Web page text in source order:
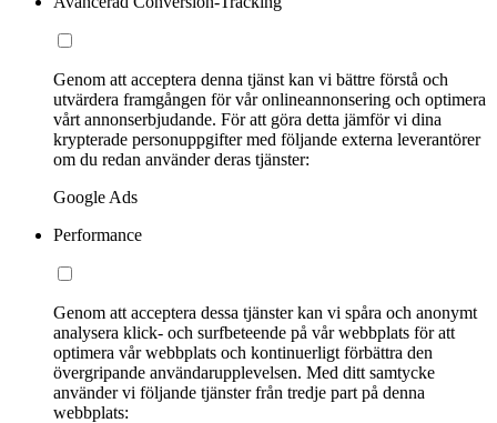
Genom att acceptera denna tjänst kan vi bättre förstå och
utvärdera framgången för vår onlineannonsering och optimera
vårt annonserbjudande. För att göra detta jämför vi dina
krypterade personuppgifter med följande externa leverantörer
om du redan använder deras tjänster:
Google Ads
Performance
Genom att acceptera dessa tjänster kan vi spåra och anonymt
analysera klick- och surfbeteende på vår webbplats för att
optimera vår webbplats och kontinuerligt förbättra den
övergripande användarupplevelsen. Med ditt samtycke
använder vi följande tjänster från tredje part på denna
webbplats: